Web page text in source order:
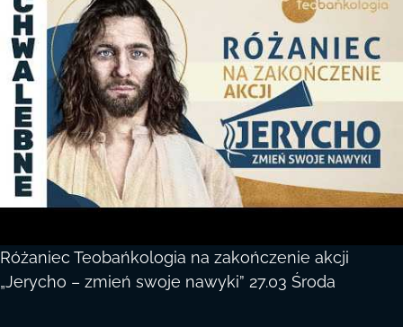
Różaniec Teobańkologia na zakończenie akcji
„Jerycho – zmień swoje nawyki” 27.03 Środa